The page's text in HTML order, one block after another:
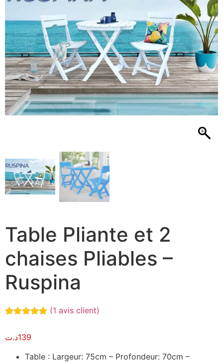
Table Pliante et 2
chaises Pliables –
Ruspina
basé sur
client
(1 avis client)
139د.ت
Table : Largeur: 75cm – Profondeur: 70cm –